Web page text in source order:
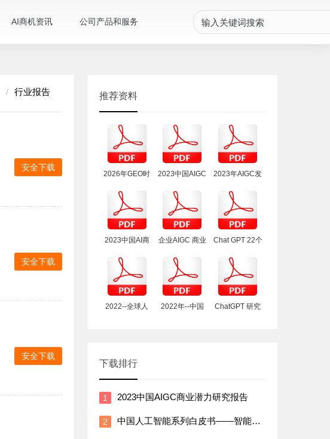
AI商机资讯 公司产品和服务
行业报告
安全下载
安全下载
安全下载
推荐资料
2026年GEO时
务标准白皮书
2023中国AIGC
报告
2023年AIGC发
2023中国AI商
值研究报告
企业AIGC 商业
报告
Chat GPT 22个
现场景。工具
类
2022--全球人
2022年--中国
ChatGPT 研究
下载排行
2023中国AIGC商业潜力研究报告
中国人工智能系列白皮书——智能产品与产业 2022